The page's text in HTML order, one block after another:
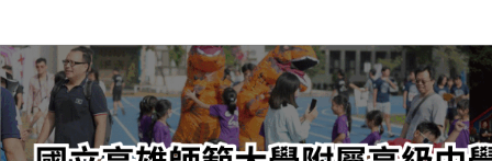
轉
至
主
內